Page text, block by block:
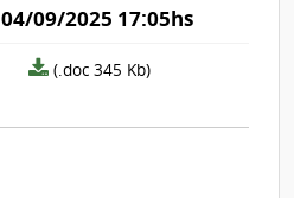
04/09/2025 17:05hs
archivo
(.doc 345 Kb)